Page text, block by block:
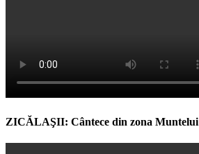
ZICĂLAŞII: Cântece din zona Muntelui